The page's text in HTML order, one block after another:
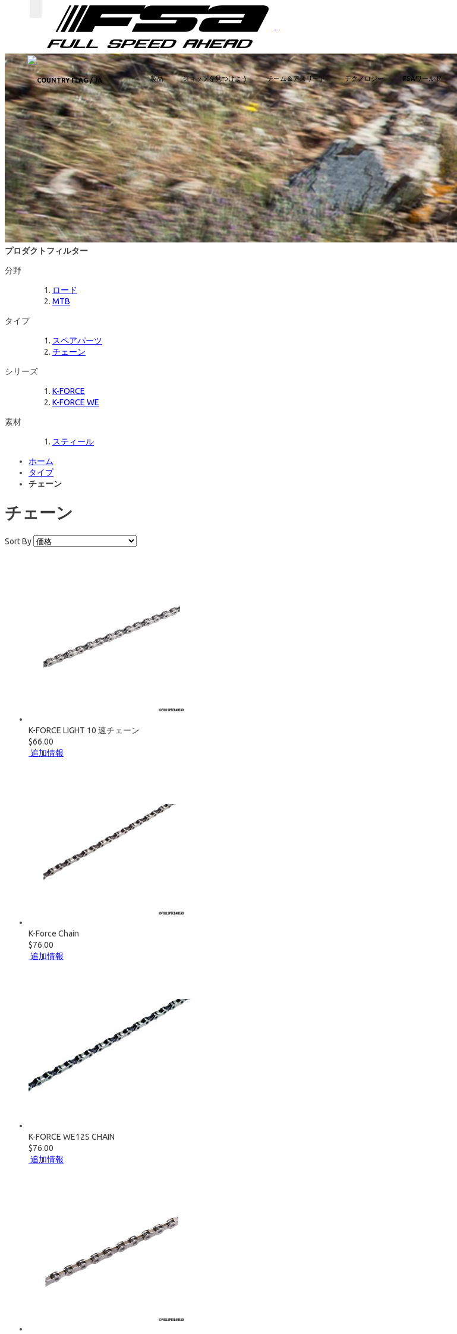
Toggle navigation
/ JA 製品 ショップを見つけよう チーム＆アスリート テクノロジー FSAワールド
プロダクトフィルター
分野
ロード
MTB
タイプ
スペアパーツ
チェーン
シリーズ
K-FORCE
K-FORCE WE
素材
スティール
ホーム
タイプ
チェーン
チェーン
Sort By
K-FORCE LIGHT 10 速チェーン
$66.00
追加情報
K-Force Chain
$76.00
追加情報
K-FORCE WE12S CHAIN
$76.00
追加情報